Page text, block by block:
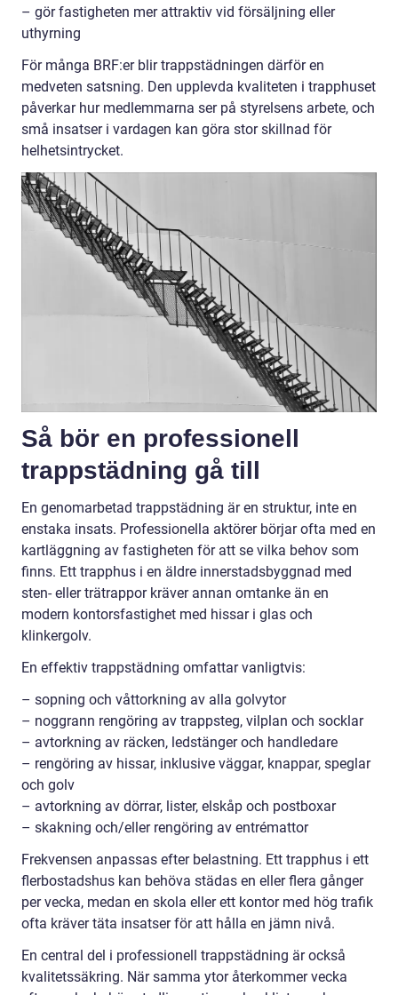
– gör fastigheten mer attraktiv vid försäljning eller
uthyrning
För många BRF:er blir trappstädningen därför en
medveten satsning. Den upplevda kvaliteten i trapphuset
påverkar hur medlemmarna ser på styrelsens arbete, och
små insatser i vardagen kan göra stor skillnad för
helhetsintrycket.
Så bör en professionell
trappstädning gå till
En genomarbetad trappstädning är en struktur, inte en
enstaka insats. Professionella aktörer börjar ofta med en
kartläggning av fastigheten för att se vilka behov som
finns. Ett trapphus i en äldre innerstadsbyggnad med
sten- eller trätrappor kräver annan omtanke än en
modern kontorsfastighet med hissar i glas och
klinkergolv.
En effektiv trappstädning omfattar vanligtvis:
– sopning och våttorkning av alla golvytor
– noggrann rengöring av trappsteg, vilplan och socklar
– avtorkning av räcken, ledstänger och handledare
– rengöring av hissar, inklusive väggar, knappar, speglar
och golv
– avtorkning av dörrar, lister, elskåp och postboxar
– skakning och/eller rengöring av entrémattor
Frekvensen anpassas efter belastning. Ett trapphus i ett
flerbostadshus kan behöva städas en eller flera gånger
per vecka, medan en skola eller ett kontor med hög trafik
ofta kräver täta insatser för att hålla en jämn nivå.
En central del i professionell trappstädning är också
kvalitetssäkring. När samma ytor återkommer vecka